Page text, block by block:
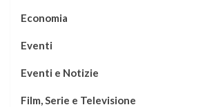
Economia
Eventi
Eventi e Notizie
Film, Serie e Televisione